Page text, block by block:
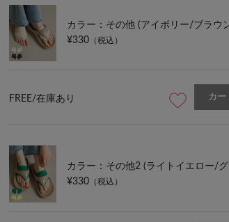
カラー：その他 (アイボリー/ブラウ
¥330 （税込）
FREE/在庫あり カー
カラー：その他2 (ライトイエロー/
¥330 （税込）